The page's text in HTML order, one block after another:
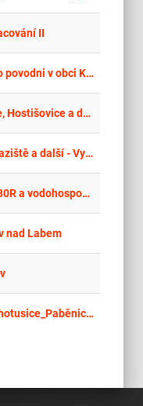
II
Obnova 6-ti mostních objektů po povodni v obci Karlovice - zpracování PD
JČ/7_ST_Čečelovice, Droužetice, Hostišovice a další - Vytyčení po KoPÚ v okrese Strakonice 2026 I.
JČ/6_PI_D. Ostrovec, K. Lhota, Laziště a další - Vytyčení po KoPÚ v okrese Písek 2026 I.
Vypracování PD komunikací HC30R a vodohospodářských opatření OS1, T1 a T2, k.ú. Hlavatce, HC8R, HC14R, HC15R, k.ú. Debrník, VC33B a VC48, k.ú. Vlastiboř u Soběslavi
nad Labem
STČ/19_KH_Bojmany_Čáslav_Chotusice_Paběnice_ a_další_vytyčení_po_KoPÚ